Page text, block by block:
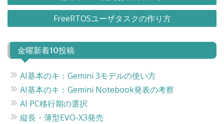
稿
ナ
ビ
ゲ
ー
シ
ョ
ン
FreeRTOSユーザタスクの作り方
金曜新着10投稿
AI基本のキ：Gemini 3モデルの使い方
AI基本のキ：Gemini Notebook発表の考察
AI PC移行期の選択
縦長・薄型EVO-X3発売